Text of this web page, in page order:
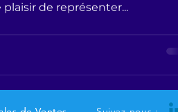
plaisir de représenter...